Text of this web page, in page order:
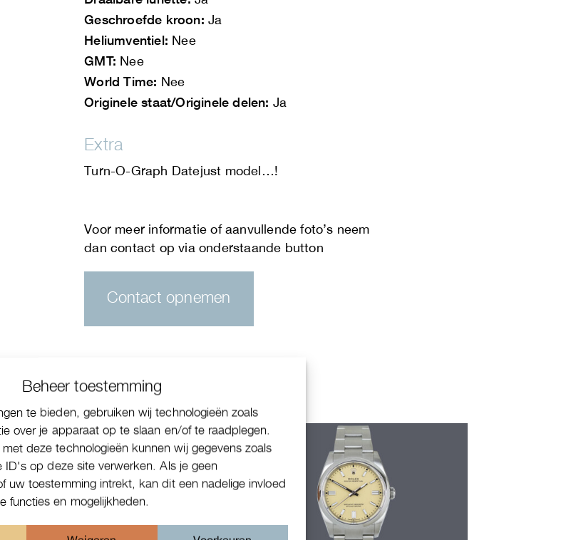
Beheer toestemming
te bieden, gebruiken wij technologieën zoals
over je apparaat op te slaan en/of te raadplegen.
deze technologieën kunnen wij gegevens zoals
ID's op deze site verwerken. Als je geen
uw toestemming intrekt, kan dit een nadelige invloed
functies en mogelijkheden.
Geschroefde kroon: Ja
Heliumventiel: Nee
GMT: Nee
World Time: Nee
Originele staat/Originele delen: Ja
Extra
Turn-O-Graph Datejust model…!
Contact opnemen